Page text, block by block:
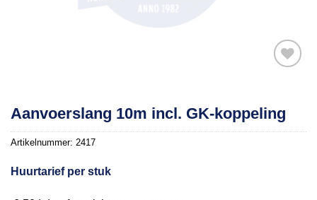
Toevoegen
aan
verlanglijst
Aanvoerslang 10m incl. GK-koppeling
Artikelnummer: 2417
Huurtarief per stuk